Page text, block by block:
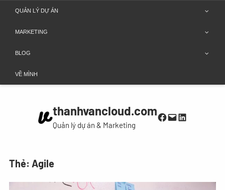
Chuyển
phần
QUẢN LÝ DỰ ÁN
MARKETING
BLOG
VỀ MÌNH
thanhvancloud.com
Quản lý dự án & Marketing
Facebook
MailLinkedIn
Thẻ: Agile